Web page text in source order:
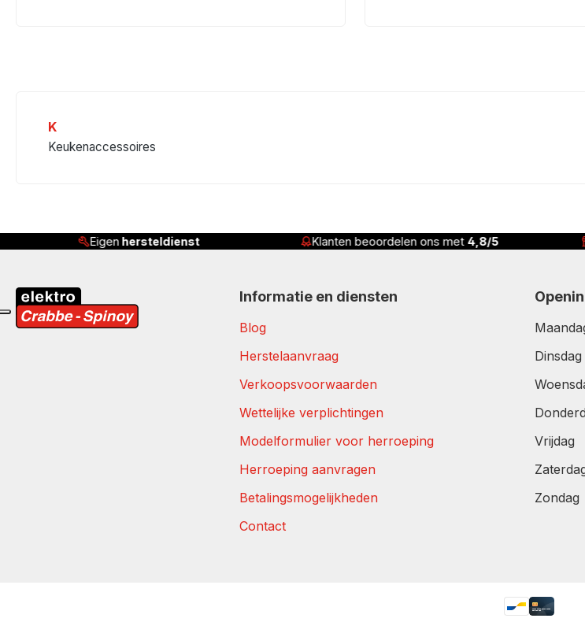
K
Keukenaccessoires
Eigen hersteldienst Klanten beoordelen ons met 4,8/5
Informatie en diensten
Blog
Herstelaanvraag
Verkoopsvoorwaarden
Wettelijke verplichtingen
Modelformulier voor herroeping
Herroeping aanvragen
Betalingsmogelijkheden
Contact
Dinsdag
Vrijdag
Zondag